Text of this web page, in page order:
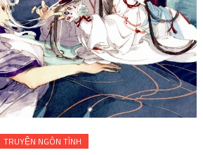
TRUYỆN NGÔN TÌNH